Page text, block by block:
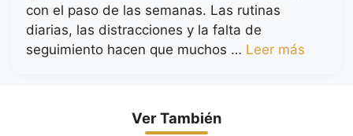
con el paso de las semanas. Las rutinas
diarias, las distracciones y la falta de
seguimiento hacen que muchos … Leer más
Ver También